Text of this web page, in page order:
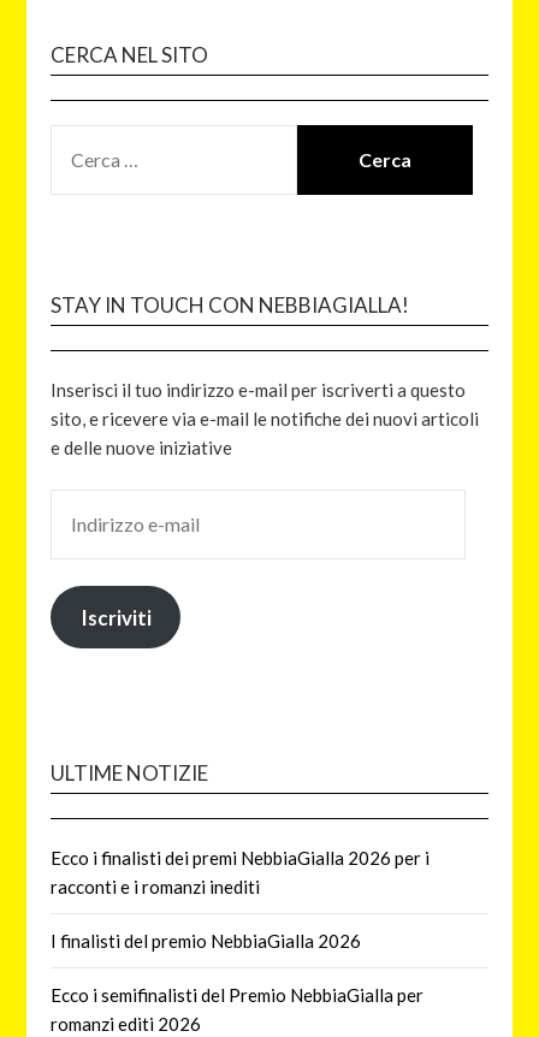
CERCA NEL SITO
STAY IN TOUCH CON NEBBIAGIALLA!
Inserisci il tuo indirizzo e-mail per iscriverti a questo
sito, e ricevere via e-mail le notifiche dei nuovi articoli
e delle nuove iniziative
Iscriviti
ULTIME NOTIZIE
Ecco i finalisti dei premi NebbiaGialla 2026 per i
racconti e i romanzi inediti
I finalisti del premio NebbiaGialla 2026
Ecco i semifinalisti del Premio NebbiaGialla per
romanzi editi 2026